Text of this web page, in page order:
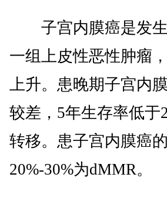
子宫内膜癌是发生
一组上皮性恶性肿瘤
上升。患晚期子宫内
较差，5年生存率低于
转移。患子宫内膜癌
20%-30%为dMMR。